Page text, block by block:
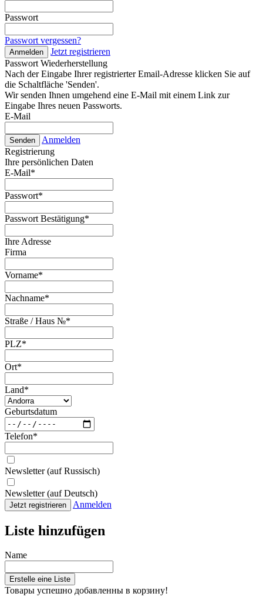
Passwort
Passwort vergessen?
Anmelden
Jetzt registrieren
Passwort Wiederherstellung
Nach der Eingabe Ihrer registrierter Email-Adresse klicken Sie auf
die Schaltfläche 'Senden'.
Wir senden Ihnen umgehend eine E-Mail mit einem Link zur
Eingabe Ihres neuen Passworts.
E-Mail
Senden
Anmelden
Registrierung
Ihre persönlichen Daten
E-Mail*
Passwort*
Passwort Bestätigung*
Ihre Adresse
Firma
Vorname*
Nachname*
Straße / Haus №*
PLZ*
Ort*
Land*
Geburtsdatum
Telefon*
Newsletter (auf Russisch)
Newsletter (auf Deutsch)
Jetzt registrieren Anmelden
Liste hinzufügen
Name
Erstelle eine Liste
Товары успешно добавленны в корзину!